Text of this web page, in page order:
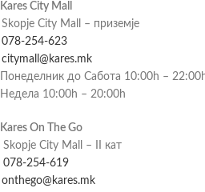
Kares City Mall
Skopje City Mall – приземје
078-254-623
citymall@kares.mk
Понеделник до Сабота 10:00h –
Недела 10:00h – 20:00h
Kares On The Go
Skopje City Mall – II кат
078-254-619
onthego@kares.mk